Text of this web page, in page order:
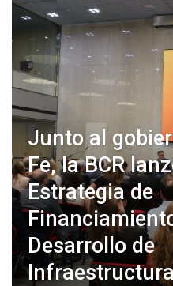
Junto al
Fe, la BCR
Estrategia de
Desarrollo de